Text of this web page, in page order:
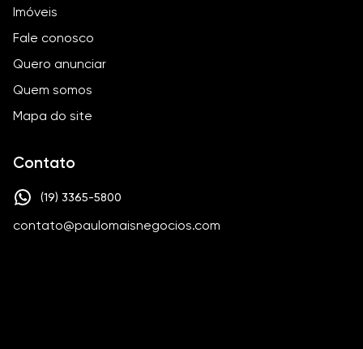
Imóveis
Fale conosco
Quero anunciar
Quem somos
Mapa do site
Contato
(19) 3365-5800
contato@paulomaisnegocios.com